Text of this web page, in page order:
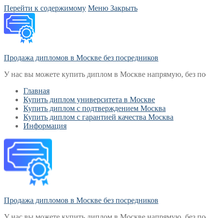
Перейти к содержимому Меню Закрыть
Продажа дипломов в Москве без посредников
У нас вы можете купить диплом в Москве напрямую, без
Главная
Купить диплом университета в Москве
Купить диплом с подтверждением Москва
Купить диплом с гарантией качества Москва
Информация
Продажа дипломов в Москве без посредников